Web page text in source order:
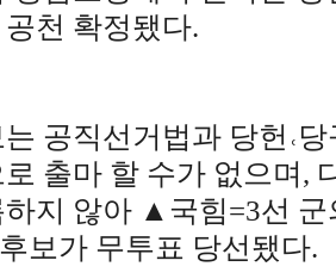
천 확정됐다.
공직선거법과 당헌 ˓
출마 할 수가 없으며,
지 않아 ▲ 국힘=3선 군
후보가 무투표 당선됐다.